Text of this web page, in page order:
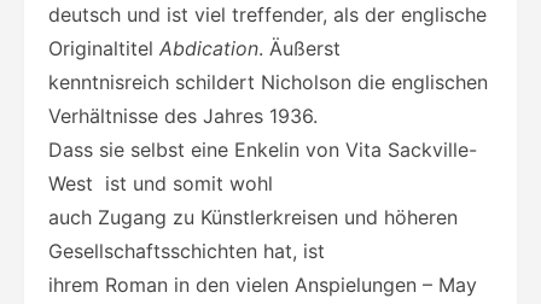
deutsch und ist viel treffender, als der englische
Originaltitel Abdication. Äußerst
kenntnisreich schildert Nicholson die englischen
Verhältnisse des Jahres 1936.
Dass sie selbst eine Enkelin von Vita Sackville-
West ist und somit wohl
auch Zugang zu Künstlerkreisen und höheren
Gesellschaftsschichten hat, ist
ihrem Roman in den vielen Anspielungen – May